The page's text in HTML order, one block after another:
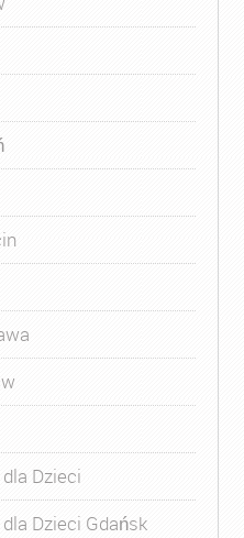
Dzieci
Dzieci Gdańsk